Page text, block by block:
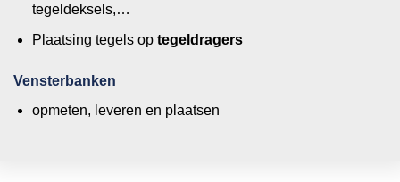
tegeldeksels,…
Plaatsing tegels op tegeldragers
Vensterbanken
opmeten, leveren en plaatsen